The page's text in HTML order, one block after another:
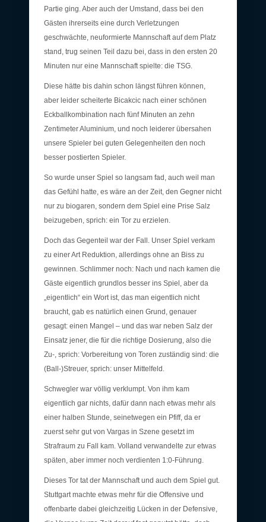
Partie ging. Aber auch der Umstand, dass bei den
Gästen ihrerseits eine durch Verletzungen
geschwächte, neuformierte Mannschaft auf dem Platz
stand, trug seinen Teil dazu bei, dass in den ersten 20
Minuten nur eine Mannschaft spielte: die TSG.
Diese hätte bis dahin schon längst führen können,
aber leider scheiterte Bicakcic nach einer schönen
Eckballkombination nach fünf Minuten an zehn
Zentimeter Aluminium, und noch leiderer übersahen
unsere Spieler bei guten Gelegenheiten den noch
besser postierten Spieler.
So wurde unser Spiel so langsam fad, auch weil man
das Gefühl hatte, es wäre an der Zeit, den Gegner nicht
nur zu biogaren, sondern dem Spiel eine Prise Salz
beizugeben, sprich: ein Tor zu erzielen.
Doch das Gegenteil war der Fall. Unser Spiel verkam
zu einer Art Reduktion, allerdings ohne an Biss zu
gewinnen. Schlimmer noch: Nach und nach kamen die
Gäste eigentlich grundlos besser ins Spiel, aber da
„eigentlich“ ein Wort ist, das man eigentlich nicht
braucht, gab es natürlich einen Grund, genauer
gesagt: einen Mangel – und das war neben Salz der
Einsatz jener, die für die richtige Dosierung, also die
Zu-, sprich: Vorbereitung von Toren zuständig sind: die
(Ball-)Streuer, sprich: unser Mittelfeld.
Schwegler war völlig verklumpt. Von ihm kam
eigentlich gar nichts, dafür dann nach etwas mehr als
einer halben Stunde, seinetwegen ein Pfiff, da er
zuerst sehr gut von Vargas in Szene gesetzt im
Strafraum zu Fall kam. Volland verwandelte zur etwas
späten, aber immer noch verdienten 1:0-Führung.
Dieses Tor tat der Mannschaft und auch dem Spiel gut.
Stuttgart machte etwas mehr für die Offensive und
offenbarte dabei gleichzeitig Lücken in der Defensive,